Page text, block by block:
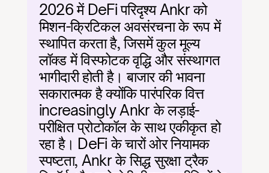
2026 में DeFi परिदृश्य Ankr को
मिशन-क्रिटिकल अवसंरचना के रूप में
स्थापित करता है, जिसमें कुल मूल्य
लॉक्ड में विस्फोटक वृद्धि और संस्थागत
भागीदारी होती है। बाजार की भावना
सकारात्मक है क्योंकि पारंपरिक वित्त
increasingly Ankr के लड़ाई-
परीक्षित प्रोटोकॉल के साथ एकीकृत हो
रहा है। DeFi के चारों ओर नियामक
स्पष्टता, Ankr के सिद्ध सुरक्षा ट्रैक